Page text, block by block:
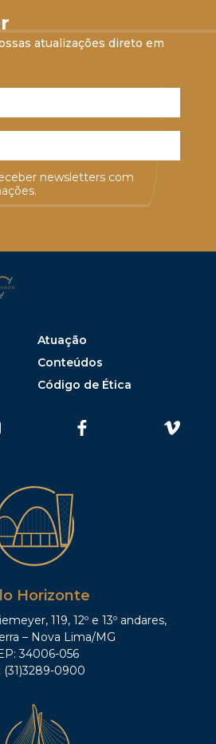
atualizações direto em
newsletters com
Atuação
Conteúdos
Código de Ética
Horizonte
119, 12º e 13º andares,
– Nova Lima/MG
34006-056
(31)3289-0900